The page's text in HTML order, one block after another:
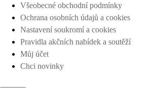
Všeobecné obchodní podmínky
Ochrana osobních údajů a cookies
Nastavení soukromí a cookies
Pravidla akčních nabídek a soutěží
Můj účet
Chci novinky